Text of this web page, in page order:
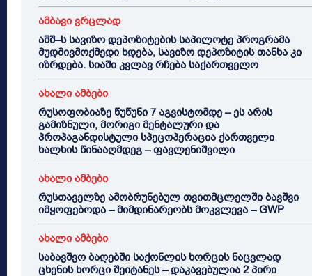
ამბავი ვრცლად
აშშ–ს სავიზო დეპოზიტების საპილოტე პროგრამა
მუდმივმოქმედი ხდება, სავიზო დეპოზიტის თანხა კი
იზრდება. სიაში კვლავ რჩება საქართველო
ახალი ამბები
რუსოფობიაზე წუწუნი 7 აგვისტომდე – ეს არის
გამიზნული, მორიგი მენტალური და
პროპაგანდისტული სპეცოპერაცია ქართველი
ხალხის წინააღმდეგ – ფავლენიშვილი
ახალი ამბები
რუსთაველზე ამობრუნებულ თვითმცლელში ბავშვი
იმყოფებოდა – მიმდინარეობს მოკვლევა – GWP
ახალი ამბები
საბავშვო ბაღებში საქონლის ხორცის ნაცვლად
ცხენის ხორცი შეიტანეს – დაკავებულია 2 პირი